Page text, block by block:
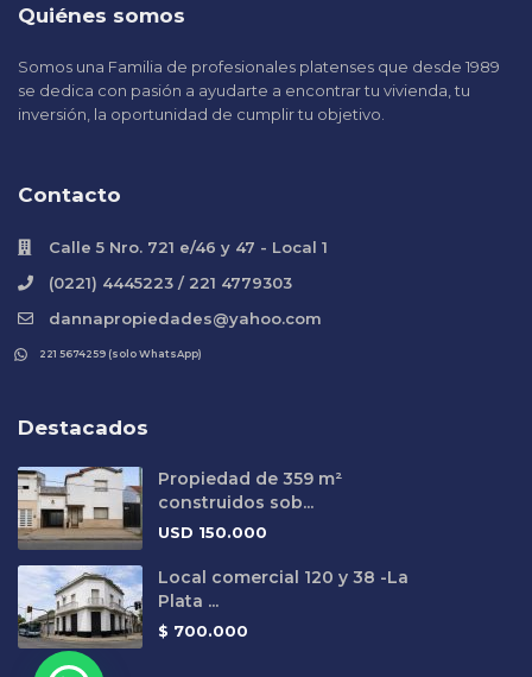
Quiénes somos
Somos una Familia de profesionales platenses que desde 1989
se dedica con pasión a ayudarte a encontrar tu vivienda, tu
inversión, la oportunidad de cumplir tu objetivo.
Contacto
Calle 5 Nro. 721 e/46 y 47 - Local 1
(0221) 4445223 / 221 4779303
dannapropiedades@yahoo.com
221 5674259 (solo WhatsApp)
Destacados
Propiedad de 359 m²
construidos sob...
USD 150.000
Local comercial 120 y 38 -La
Plata ...
$ 700.000